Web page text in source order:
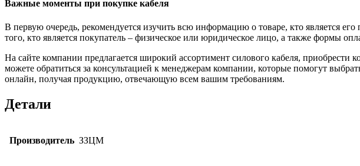
Важные моменты при покупке кабеля
В первую очередь, рекомендуется изучить всю информацию о товаре, кто является
того, кто является покупатель – физическое или юридическое лицо, а также формы
На сайте компании предлагается широкий ассортимент силового кабеля,
можете обратиться за консультацией к менеджерам компании, которые помогут
онлайн, получая продукцию, отвечающую всем вашим требованиям.
Детали
Производитель ЗЗЦМ